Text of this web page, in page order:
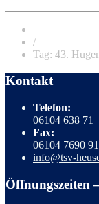
/
Tag: 43.
Kontakt
Telefon:
06104 638 71
Fax:
06104 7690
info@tsv-
Öffnungszeiten